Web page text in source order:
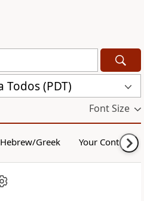
Todos (PDT)
Font Size
Hebrew/Greek Your Content